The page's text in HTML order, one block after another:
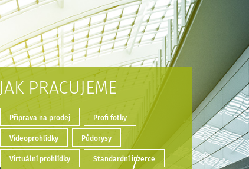
JAK PRACUJEME
Příprava na prodej Profi fotky
Videoprohlídky Půdorysy
Virtuální prohlídky Standardní inzerce